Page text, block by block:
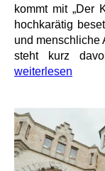
kommt mit „Der
hochkarätig
und menschliche
steht kurz
weiterlesen